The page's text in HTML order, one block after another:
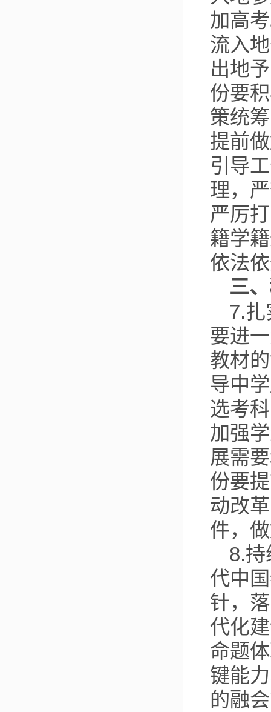
加高
流入
出地
份要
策统
提前
引导
理，
严厉
籍学
依法
三
7.
要进
教材
导中
选考
加强
展需
份要
动改
件，
8.
代中
针，
代化
命题
键能
的融